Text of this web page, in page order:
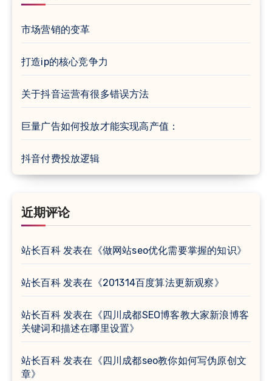
市场营销的变革
打造ip的核心竞争力
关于抖音运营有很多错误方法
巨量广告如何投放才能实现高产值：
抖音付费投放逻辑
近期评论
站长百科发表在《做网站seo优化需要掌握的知识》
站长百科发表在《201314百度算法更新观察》
站长百科发表在《四川成都SEO博客教大家新浪博客
关键词和描述在哪里设置》
站长百科发表在《四川成都seo教你如何写伪原创文
章》